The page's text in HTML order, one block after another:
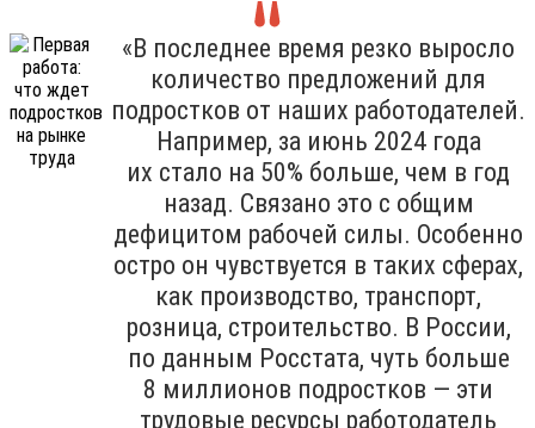
«В последнее время резко выросло
количество предложений для
подростков от наших работодателей.
Например, за июнь 2024 года
их стало на 50% больше, чем в год
назад. Связано это с общим
дефицитом рабочей силы. Особенно
остро он чувствуется в таких сферах,
как производство, транспорт,
розница, строительство. В России,
по данным Росстата, чуть больше
8 миллионов подростков — эти
трудовые ресурсы работодатель